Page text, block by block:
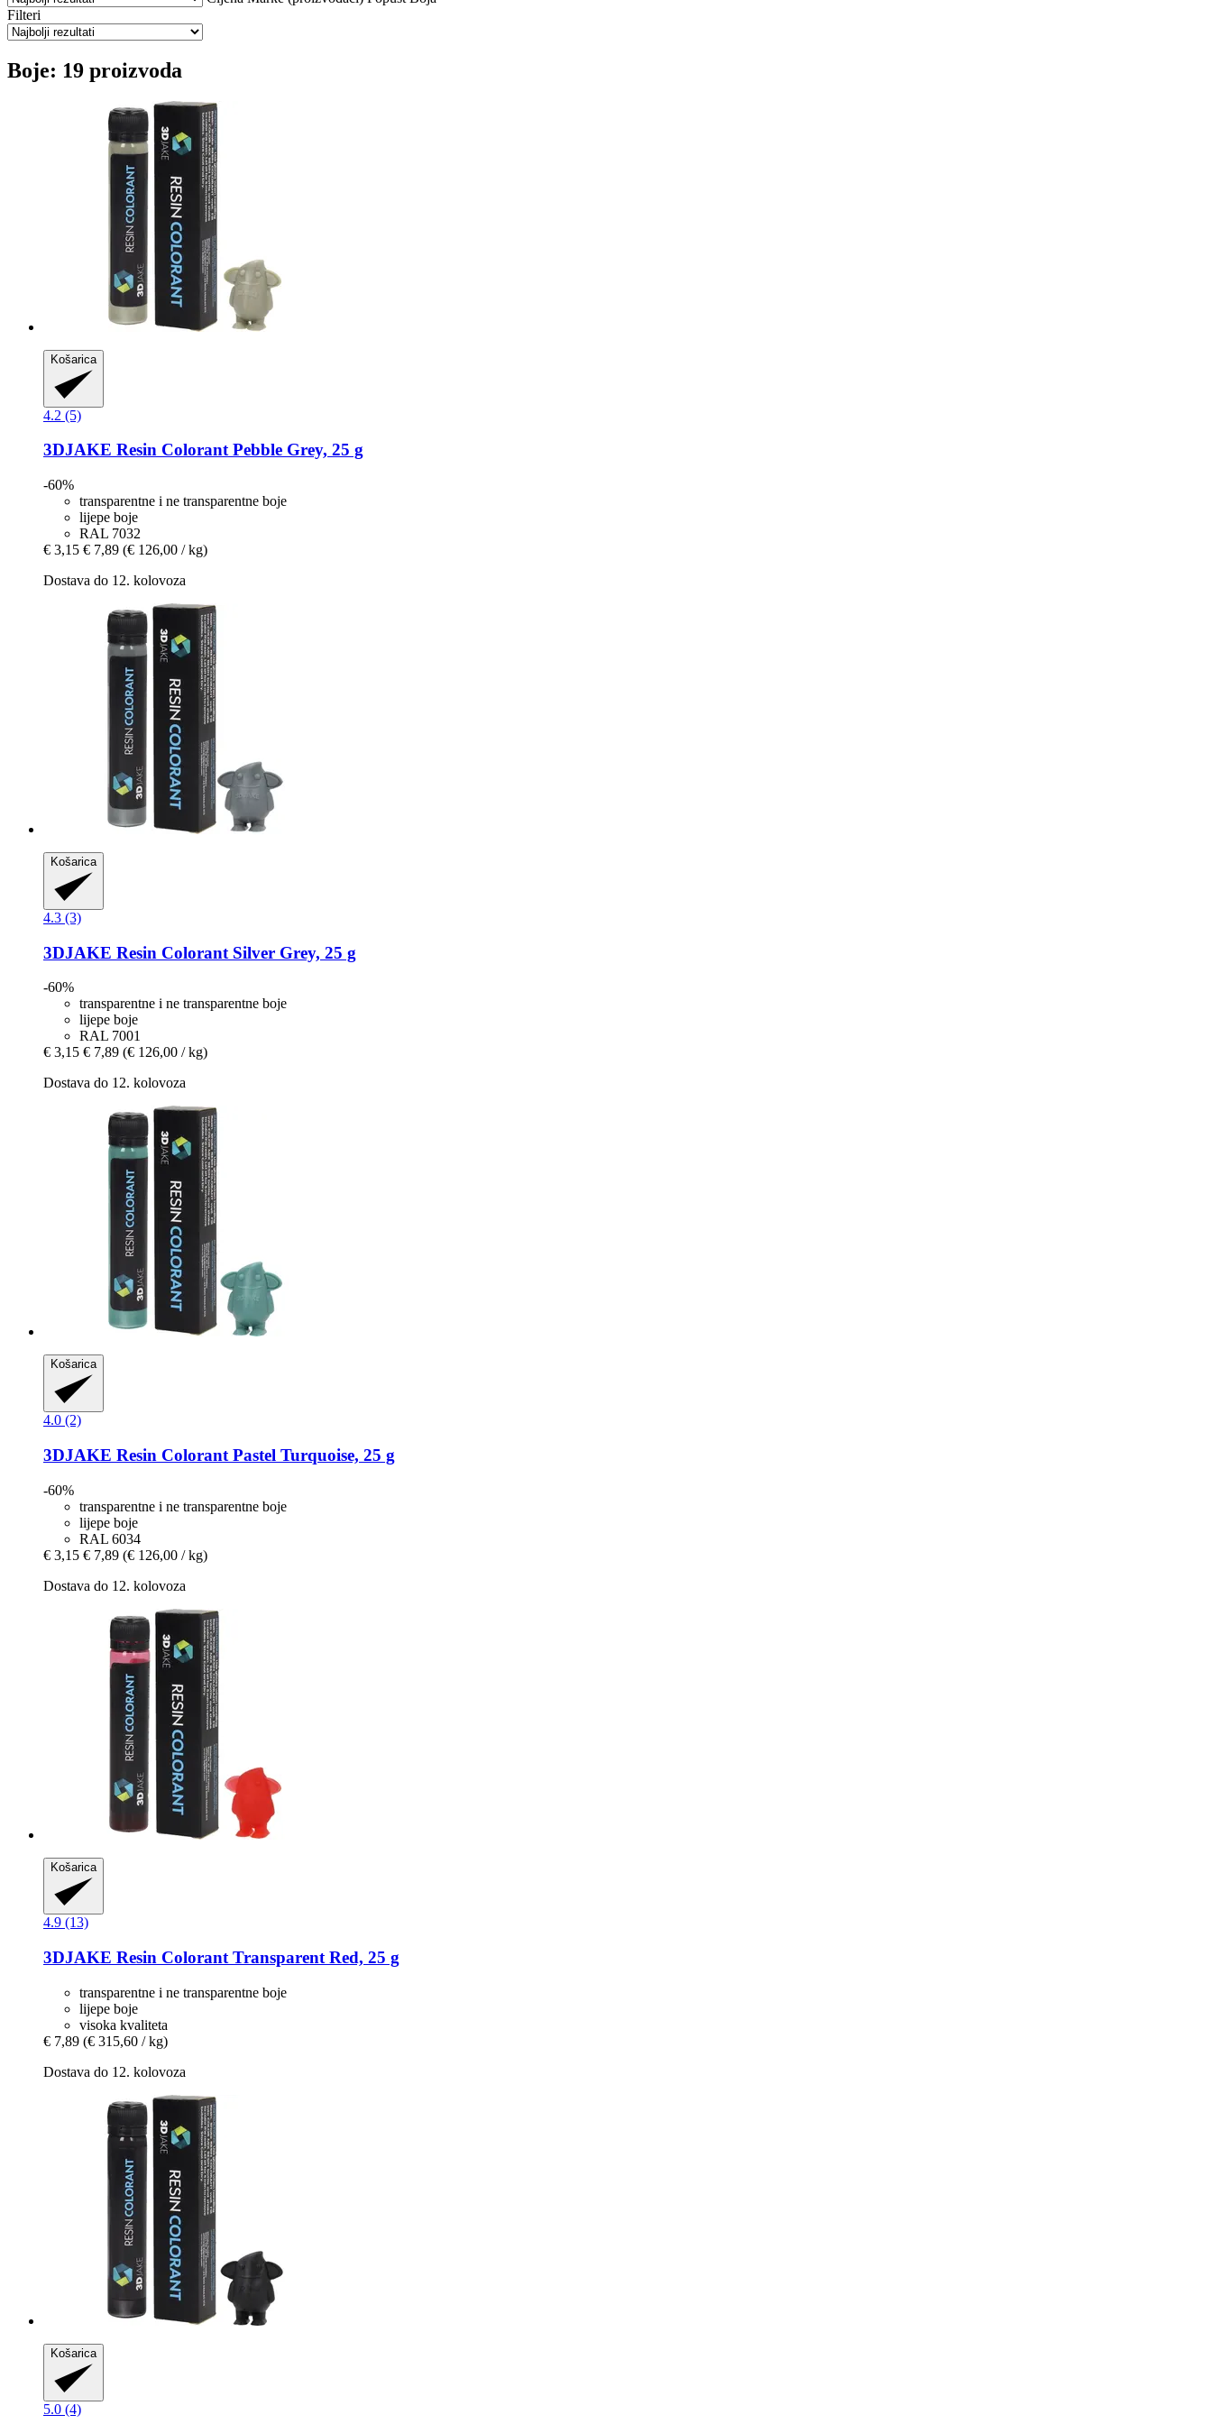
Filteri
Boje: 19 proizvoda
Košarica
4.2 (5)
3DJAKE Resin Colorant Pebble Grey, 25 g
-60%
transparentne i ne transparentne boje
lijepe boje
RAL 7032
€ 3,15 € 7,89 (€ 126,00 / kg)
Dostava do 12. kolovoza
Košarica
4.3 (3)
3DJAKE Resin Colorant Silver Grey, 25 g
-60%
transparentne i ne transparentne boje
lijepe boje
RAL 7001
€ 3,15 € 7,89 (€ 126,00 / kg)
Dostava do 12. kolovoza
Košarica
4.0 (2)
3DJAKE Resin Colorant Pastel Turquoise, 25 g
-60%
transparentne i ne transparentne boje
lijepe boje
RAL 6034
€ 3,15 € 7,89 (€ 126,00 / kg)
Dostava do 12. kolovoza
Košarica
4.9 (13)
3DJAKE Resin Colorant Transparent Red, 25 g
transparentne i ne transparentne boje
lijepe boje
visoka kvaliteta
€ 7,89 (€ 315,60 / kg)
Dostava do 12. kolovoza
Košarica
5.0 (4)